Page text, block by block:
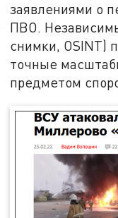
заявлениями о
ПВО.
снимки, OSINT)
точные
предметом